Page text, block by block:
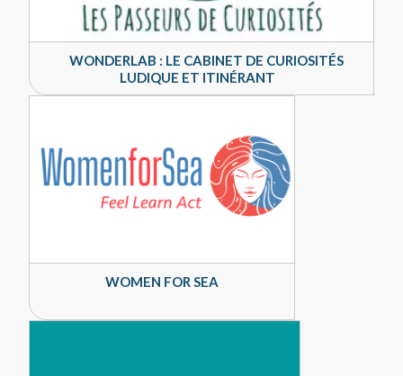
WONDERLAB : LE CABINET DE CURIOSITÉS
LUDIQUE ET ITINÉRANT
WOMEN FOR SEA